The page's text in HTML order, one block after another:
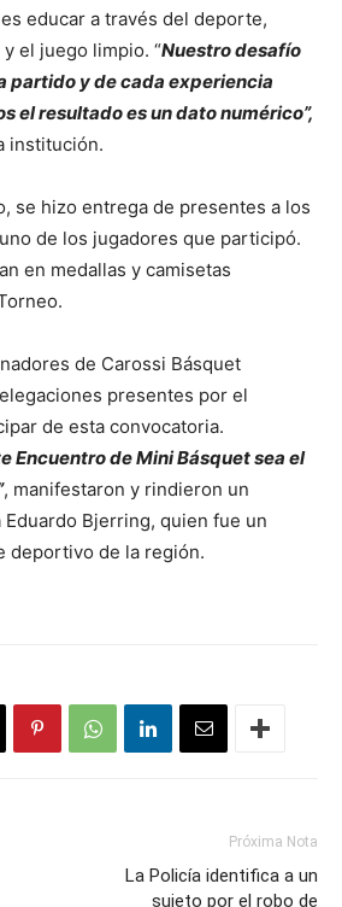
educar a través del deporte,
el juego limpio. “Nuestro desafío
partido y de cada experiencia
el resultado es un dato numérico”,
institución.
se hizo entrega de presentes a los
de los jugadores que participó.
en medallas y camisetas
de Carossi Básquet
presentes por el
de esta convocatoria.
Encuentro de Mini Básquet sea el
, manifestaron y rindieron un
Bjerring, quien fue un
deportivo de la región.
Próxima Nota
La Policía identifica a un
sujeto por el robo de